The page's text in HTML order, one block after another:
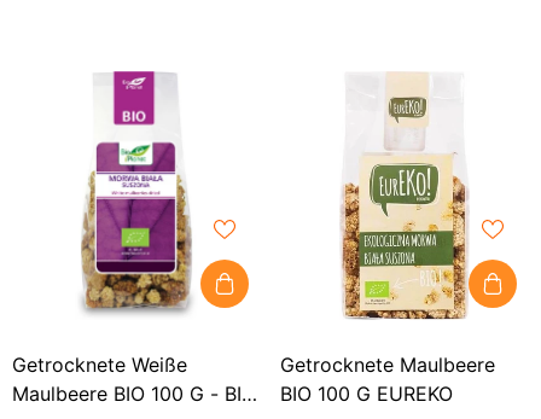
Getrocknete Weiße
Maulbeere BIO 100 G - BIO
Getrocknete Maulbeere
BIO 100 G EUREKO